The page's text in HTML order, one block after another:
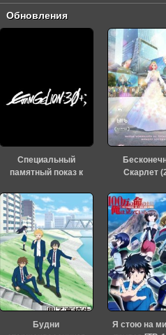
Обновления
Специальный
памятный показ к
«Евангелиона» (2026)
Скарлет
Будни
Я стою на